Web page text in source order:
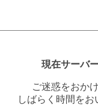
現在サーバ
ご迷惑をおか
しばらく時間を